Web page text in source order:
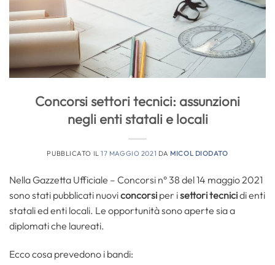
Concorsi settori tecnici: assunzioni
negli enti statali e locali
PUBBLICATO IL17 MAGGIO 2021 DA MICOL DIODATO
Nella Gazzetta Ufficiale – Concorsi n° 38 del 14 maggio 2021
sono stati pubblicati nuoviconcorsi per isettori tecnicidi enti
statali ed enti locali. Le opportunità sono aperte sia a
diplomati che laureati.
Ecco cosa prevedono i bandi: